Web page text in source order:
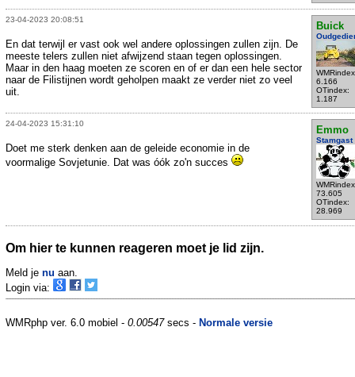
23-04-2023 20:08:51
Buick
6.166
OTindex:
1.187
En dat terwijl er vast ook wel andere oplossingen zullen zijn. De
meeste telers zullen niet afwijzend staan tegen oplossingen.
Maar in den haag moeten ze scoren en of er dan een hele sector
naar de Filistijnen wordt geholpen maakt ze verder niet zo veel
uit.
24-04-2023 15:31:10
Emmo
Stamgast
73.605
OTindex:
28.969
Doet me sterk denken aan de geleide economie in de
voormalige Sovjetunie. Dat was óók zo'n succes
Om hier te kunnen reageren moet je lid zijn.
Meld je nu aan.
Login via:
WMRphp ver. 6.0 mobiel - 0.00547secs - Normale versie